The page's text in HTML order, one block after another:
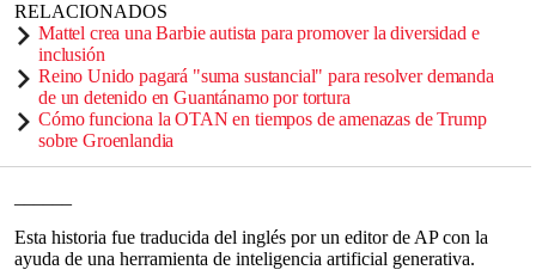
RELACIONADOS
Mattel crea una Barbie autista para promover la diversidad e
inclusión
Reino Unido pagará "suma sustancial" para resolver demanda
de un detenido en Guantánamo por tortura
Cómo funciona la OTAN en tiempos de amenazas de Trump
sobre Groenlandia
Esta historia fue traducida del inglés por un editor de AP con la
ayuda de una herramienta de inteligencia artificial generativa.